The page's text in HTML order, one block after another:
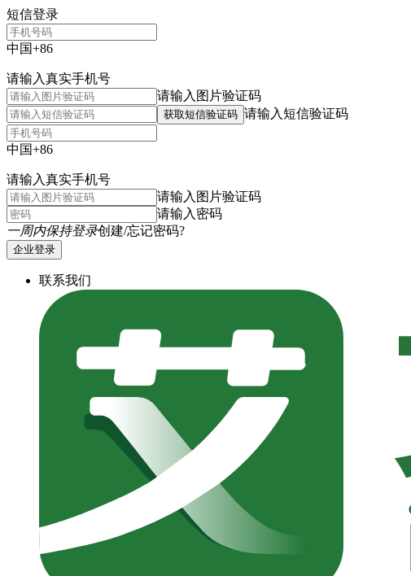
短信登录
中国+86
请输入真实手机号
请输入图片验证码
获取短信验证码 请输入短信验证码
中国+86
请输入真实手机号
请输入图片验证码
请输入密码
一周内保持登录创建/忘记密码?
企业登录
联系我们